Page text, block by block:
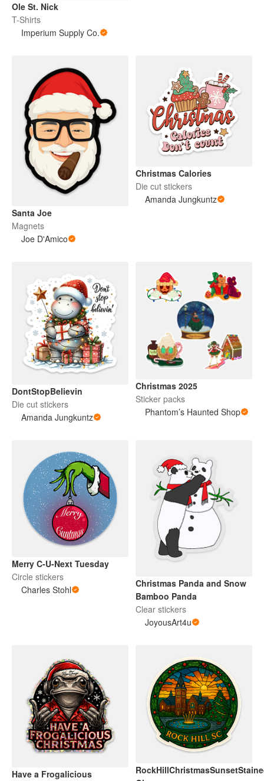
Ole St. Nick
T-Shirts
Imperium Supply Co.
Santa Joe
Magnets
Joe D'Amico
Christmas Calories
Die cut stickers
Amanda Jungkuntz
DontStopBelievin
Die cut stickers
Amanda Jungkuntz
Christmas 2025
Sticker packs
Phantom’s Haunted Shop
Merry C-U-Next Tuesday
Circle stickers
Charles Stohl
Christmas Panda and Snow
Bamboo Panda
Clear stickers
JoyousArt4u
Have a Frogalicious